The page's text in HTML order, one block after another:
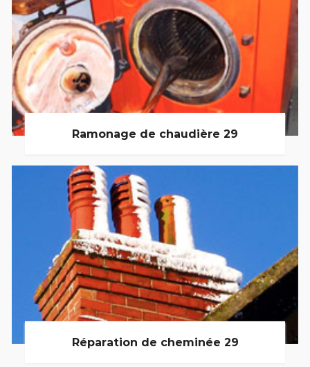
Ramonage de chaudière 29
Réparation de cheminée 29